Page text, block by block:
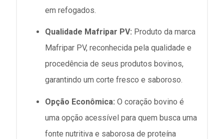
em refogados.
Qualidade Mafripar PV: Produto da marca
Mafripar PV, reconhecida pela qualidade e
procedência de seus produtos bovinos,
garantindo um corte fresco e saboroso.
Opção Econômica: O coração bovino é
uma opção acessível para quem busca uma
fonte nutritiva e saborosa de proteína